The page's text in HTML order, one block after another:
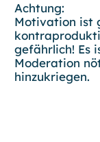
Achtung:
Motivation ist
gefährlich! Es
Moderation
hinzukriegen.